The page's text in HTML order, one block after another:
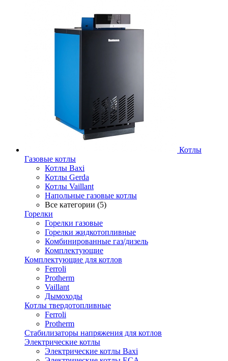
Котлы
Газовые котлы
Котлы Baxi
Котлы Gerda
Котлы Vaillant
Напольные газовые котлы
Все категории (5)
Горелки
Горелки газовые
Горелки жидкотопливные
Комбинированные газ/дизель
Комплектующие
Комплектующие для котлов
Ferroli
Protherm
Vaillant
Дымоходы
Котлы твердотопливные
Ferroli
Protherm
Стабилизаторы напряжения для котлов
Электрические котлы
Электрические котлы Baxi